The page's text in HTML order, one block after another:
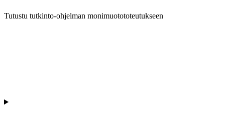
Tutustu tutkinto-ohjelman monimuotototeutukseen